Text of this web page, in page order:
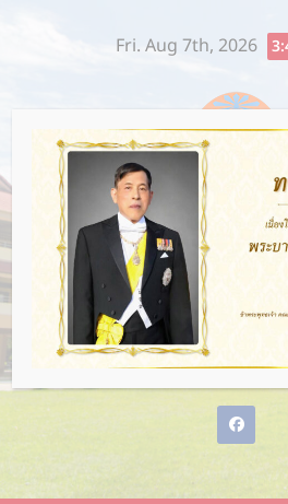
Fri. Aug 7th, 2026
โรงเรียนกรับใหญ่
พิทยาค
พ่อแม่ให้ชีวิต ว่องกุศล